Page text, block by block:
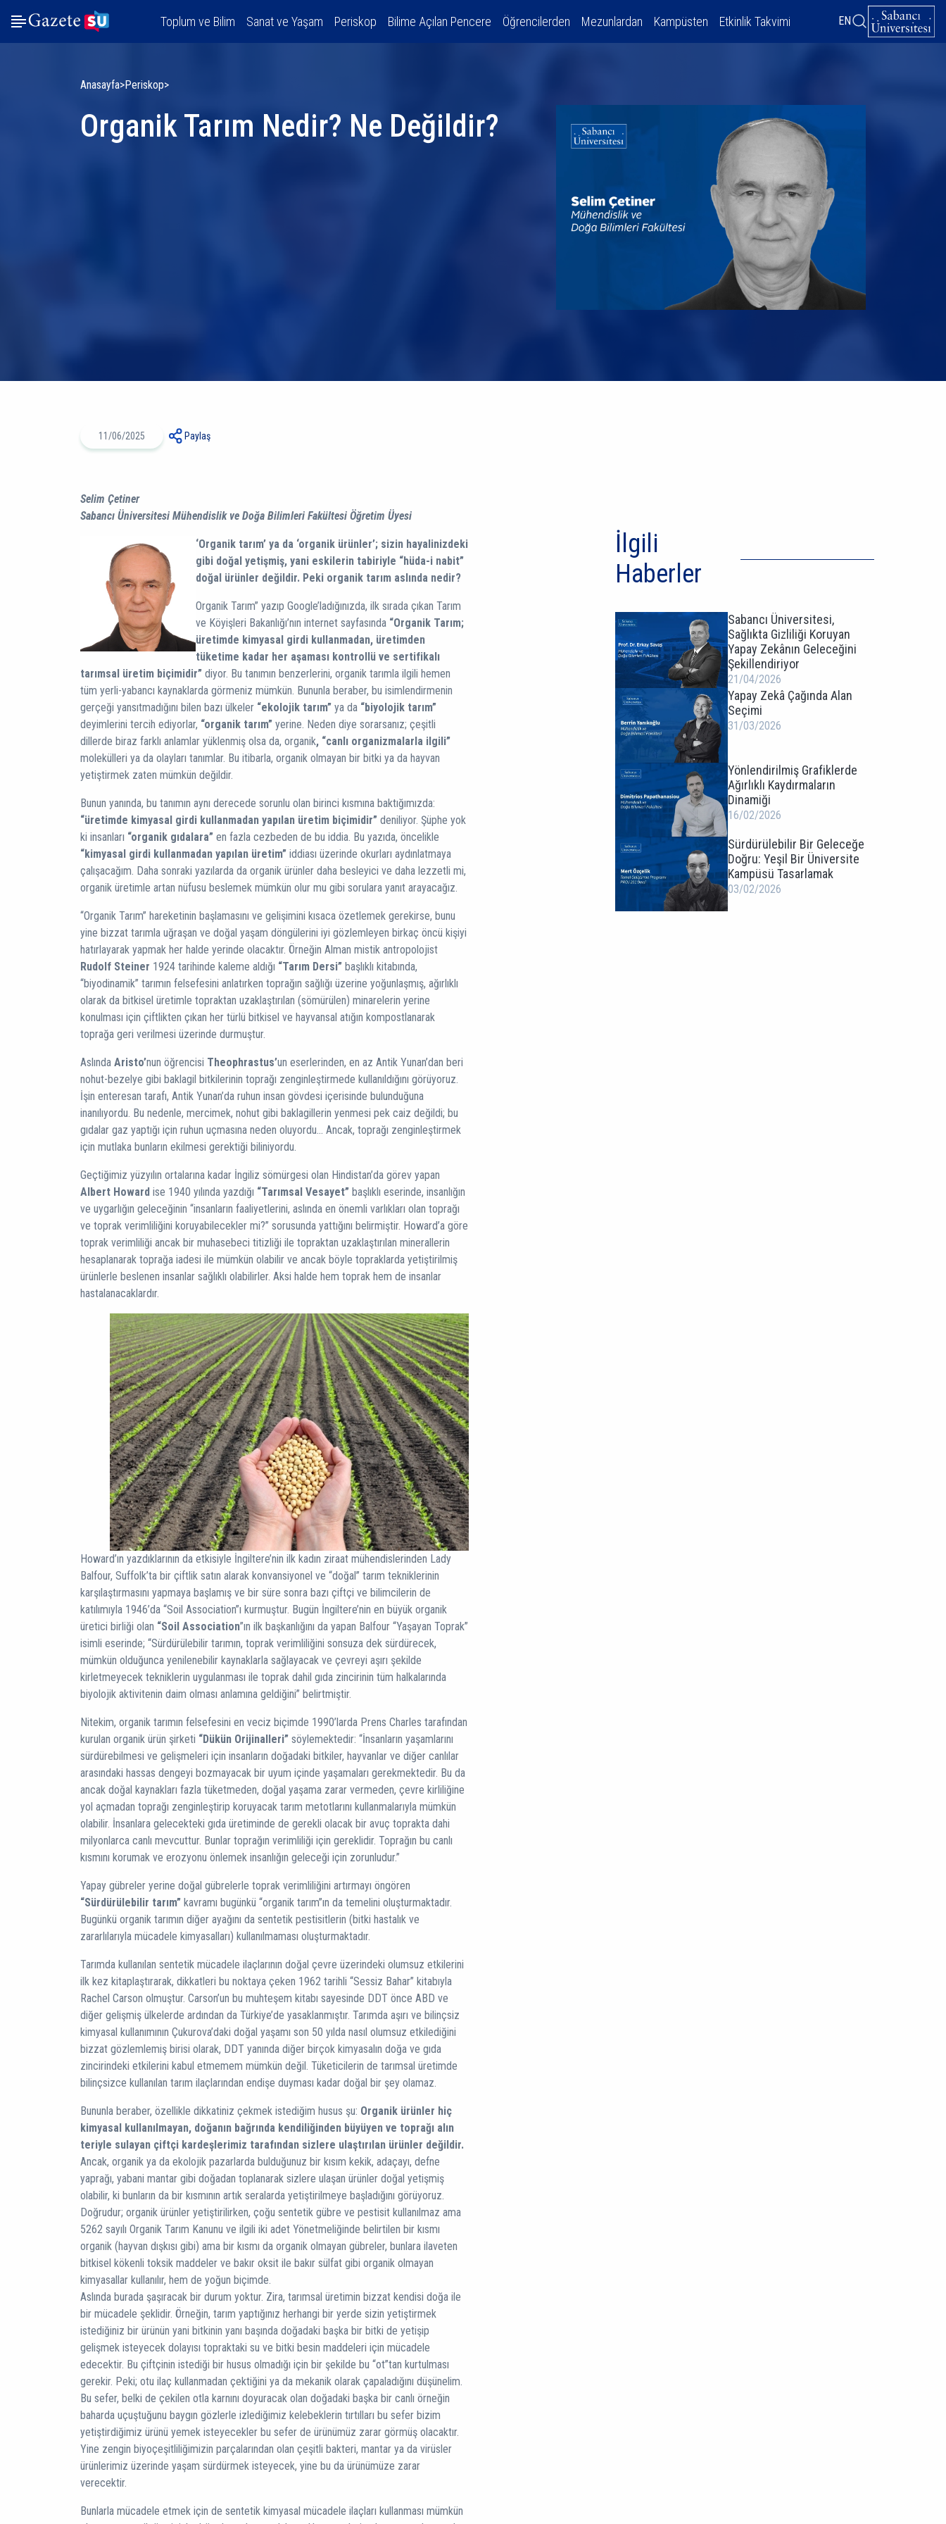
Toplum ve Bilim Sanat ve Yaşam Periskop Bilime Açılan Pencere Öğrencilerden Mezunlardan Kampüsten Etkinlik Takvimi EN
Anasayfa Periskop
Organik Tarım Nedir? Ne Değildir?
11/06/2025 Paylaş
Selim Çetiner
Sabancı Üniversitesi Mühendislik ve Doğa Bilimleri Fakültesi Öğretim Üyesi
‘Organik tarım’ ya da ‘organik ürünler’; sizin hayalinizdeki
gibi doğal yetişmiş, yani eskilerin tabiriyle “hüda-i nabit”
doğal ürünler değildir. Peki organik tarım aslında nedir?
Organik Tarım” yazıp Google’ladığınızda, ilk sırada çıkan Tarım
ve Köyişleri Bakanlığı’nın internet sayfasında “Organik Tarım;
üretimde kimyasal girdi kullanmadan, üretimden
tüketime kadar her aşaması kontrollü ve sertifikalı
tarımsal üretim biçimidir” diyor. Bu tanımın benzerlerini, organik tarımla ilgili hemen
tüm yerli-yabancı kaynaklarda görmeniz mümkün. Bununla beraber, bu isimlendirmenin
gerçeği yansıtmadığını bilen bazı ülkeler “ekolojik tarım” ya da “biyolojik tarım”
deyimlerini tercih ediyorlar, “organik tarım” yerine. Neden diye sorarsanız; çeşitli
dillerde biraz farklı anlamlar yüklenmiş olsa da, organik, “canlı organizmalarla ilgili”
molekülleri ya da olayları tanımlar. Bu itibarla, organik olmayan bir bitki ya da hayvan
yetiştirmek zaten mümkün değildir.
Bunun yanında, bu tanımın aynı derecede sorunlu olan birinci kısmına baktığımızda:
“üretimde kimyasal girdi kullanmadan yapılan üretim biçimidir” deniliyor. Şüphe yok
ki insanları “organik gıdalara” en fazla cezbeden de bu iddia. Bu yazıda, öncelikle
“kimyasal girdi kullanmadan yapılan üretim” iddiası üzerinde okurları aydınlatmaya
çalışacağım. Daha sonraki yazılarda da organik ürünler daha besleyici ve daha lezzetli mi,
organik üretimle artan nüfusu beslemek mümkün olur mu gibi sorulara yanıt arayacağız.
“Organik Tarım” hareketinin başlamasını ve gelişimini kısaca özetlemek gerekirse, bunu
yine bizzat tarımla uğraşan ve doğal yaşam döngülerini iyi gözlemleyen birkaç öncü kişiyi
hatırlayarak yapmak her halde yerinde olacaktır. Örneğin Alman mistik antropolojist
Rudolf Steiner 1924 tarihinde kaleme aldığı “Tarım Dersi” başlıklı kitabında,
“biyodinamik” tarımın felsefesini anlatırken toprağın sağlığı üzerine yoğunlaşmış, ağırlıklı
olarak da bitkisel üretimle topraktan uzaklaştırılan (sömürülen) minarelerin yerine
konulması için çiftlikten çıkan her türlü bitkisel ve hayvansal atığın kompostlanarak
toprağa geri verilmesi üzerinde durmuştur.
Aslında Aristo’nun öğrencisi Theophrastus’un eserlerinden, en az Antik Yunan’dan beri
nohut-bezelye gibi baklagil bitkilerinin toprağı zenginleştirmede kullanıldığını görüyoruz.
İşin enteresan tarafı, Antik Yunan’da ruhun insan gövdesi içerisinde bulunduğuna
inanılıyordu. Bu nedenle, mercimek, nohut gibi baklagillerin yenmesi pek caiz değildi; bu
gıdalar gaz yaptığı için ruhun uçmasına neden oluyordu... Ancak, toprağı zenginleştirmek
için mutlaka bunların ekilmesi gerektiği biliniyordu.
Geçtiğimiz yüzyılın ortalarına kadar İngiliz sömürgesi olan Hindistan’da görev yapan
Albert Howard ise 1940 yılında yazdığı “Tarımsal Vesayet” başlıklı eserinde, insanlığın
ve uygarlığın geleceğinin “insanların faaliyetlerini, aslında en önemli varlıkları olan toprağı
ve toprak verimliliğini koruyabilecekler mi?” sorusunda yattığını belirmiştir. Howard’a göre
toprak verimliliği ancak bir muhasebeci titizliği ile topraktan uzaklaştırılan minerallerin
hesaplanarak toprağa iadesi ile mümkün olabilir ve ancak böyle topraklarda yetiştirilmiş
ürünlerle beslenen insanlar sağlıklı olabilirler. Aksi halde hem toprak hem de insanlar
hastalanacaklardır.
Howard’ın yazdıklarının da etkisiyle İngiltere’nin ilk kadın ziraat mühendislerinden Lady
Balfour, Suffolk’ta bir çiftlik satın alarak konvansiyonel ve “doğal” tarım tekniklerinin
karşılaştırmasını yapmaya başlamış ve bir süre sonra bazı çiftçi ve bilimcilerin de
katılımıyla 1946’da “Soil Association”ı kurmuştur. Bugün İngiltere’nin en büyük organik
üretici birliği olan “Soil Association”ın ilk başkanlığını da yapan Balfour “Yaşayan Toprak”
isimli eserinde; “Sürdürülebilir tarımın, toprak verimliliğini sonsuza dek sürdürecek,
mümkün olduğunca yenilenebilir kaynaklarla sağlayacak ve çevreyi aşırı şekilde
kirletmeyecek tekniklerin uygulanması ile toprak dahil gıda zincirinin tüm halkalarında
biyolojik aktivitenin daim olması anlamına geldiğini” belirtmiştir.
Nitekim, organik tarımın felsefesini en veciz biçimde 1990’larda Prens Charles tarafından
kurulan organik ürün şirketi “Dükün Orijinalleri” söylemektedir: “İnsanların yaşamlarını
sürdürebilmesi ve gelişmeleri için insanların doğadaki bitkiler, hayvanlar ve diğer canlılar
arasındaki hassas dengeyi bozmayacak bir uyum içinde yaşamaları gerekmektedir. Bu da
ancak doğal kaynakları fazla tüketmeden, doğal yaşama zarar vermeden, çevre kirliliğine
yol açmadan toprağı zenginleştirip koruyacak tarım metotlarını kullanmalarıyla mümkün
olabilir. İnsanlara gelecekteki gıda üretiminde de gerekli olacak bir avuç toprakta dahi
milyonlarca canlı mevcuttur. Bunlar toprağın verimliliği için gereklidir. Toprağın bu canlı
kısmını korumak ve erozyonu önlemek insanlığın geleceği için zorunludur.”
Yapay gübreler yerine doğal gübrelerle toprak verimliliğini artırmayı öngören
“Sürdürülebilir tarım” kavramı bugünkü “organik tarım”ın da temelini oluşturmaktadır.
Bugünkü organik tarımın diğer ayağını da sentetik pestisitlerin (bitki hastalık ve
zararlılarıyla mücadele kimyasalları) kullanılmaması oluşturmaktadır.
Tarımda kullanılan sentetik mücadele ilaçlarının doğal çevre üzerindeki olumsuz etkilerini
ilk kez kitaplaştırarak, dikkatleri bu noktaya çeken 1962 tarihli “Sessiz Bahar” kitabıyla
Rachel Carson olmuştur. Carson’un bu muhteşem kitabı sayesinde DDT önce ABD ve
diğer gelişmiş ülkelerde ardından da Türkiye’de yasaklanmıştır. Tarımda aşırı ve bilinçsiz
kimyasal kullanımının Çukurova’daki doğal yaşamı son 50 yılda nasıl olumsuz etkilediğini
bizzat gözlemlemiş birisi olarak, DDT yanında diğer birçok kimyasalın doğa ve gıda
zincirindeki etkilerini kabul etmemem mümkün değil. Tüketicilerin de tarımsal üretimde
bilinçsizce kullanılan tarım ilaçlarından endişe duyması kadar doğal bir şey olamaz.
Bununla beraber, özellikle dikkatiniz çekmek istediğim husus şu: Organik ürünler hiç
kimyasal kullanılmayan, doğanın bağrında kendiliğinden büyüyen ve toprağı alın
teriyle sulayan çiftçi kardeşlerimiz tarafından sizlere ulaştırılan ürünler değildir.
Ancak, organik ya da ekolojik pazarlarda bulduğunuz bir kısım kekik, adaçayı, defne
yaprağı, yabani mantar gibi doğadan toplanarak sizlere ulaşan ürünler doğal yetişmiş
olabilir, ki bunların da bir kısmının artık seralarda yetiştirilmeye başladığını görüyoruz.
Doğrudur; organik ürünler yetiştirilirken, çoğu sentetik gübre ve pestisit kullanılmaz ama
5262 sayılı Organik Tarım Kanunu ve ilgili iki adet Yönetmeliğinde belirtilen bir kısmı
organik (hayvan dışkısı gibi) ama bir kısmı da organik olmayan gübreler, bunlara ilaveten
bitkisel kökenli toksik maddeler ve bakır oksit ile bakır sülfat gibi organik olmayan
kimyasallar kullanılır, hem de yoğun biçimde.
Aslında burada şaşıracak bir durum yoktur. Zira, tarımsal üretimin bizzat kendisi doğa ile
bir mücadele şeklidir. Örneğin, tarım yaptığınız herhangi bir yerde sizin yetiştirmek
istediğiniz bir ürünün yani bitkinin yanı başında doğadaki başka bir bitki de yetişip
gelişmek isteyecek dolayısı topraktaki su ve bitki besin maddeleri için mücadele
edecektir. Bu çiftçinin istediği bir husus olmadığı için bir şekilde bu “ot”tan kurtulması
gerekir. Peki; otu ilaç kullanmadan çektiğini ya da mekanik olarak çapaladığını düşünelim.
Bu sefer, belki de çekilen otla karnını doyuracak olan doğadaki başka bir canlı örneğin
baharda uçuştuğunu baygın gözlerle izlediğimiz kelebeklerin tırtılları bu sefer bizim
yetiştirdiğimiz ürünü yemek isteyecekler bu sefer de ürünümüz zarar görmüş olacaktır.
Yine zengin biyoçeşitliliğimizin parçalarından olan çeşitli bakteri, mantar ya da virüsler
ürünlerimiz üzerinde yaşam sürdürmek isteyecek, yine bu da ürünümüze zarar
verecektir.
Bunlarla mücadele etmek için de sentetik kimyasal mücadele ilaçları kullanması mümkün
İlgili
Haberler
Sabancı Üniversitesi,
Sağlıkta Gizliliği Koruyan
Yapay Zekânın Geleceğini
Şekillendiriyor
21/04/2026
Yapay Zekâ Çağında Alan
Seçimi
31/03/2026
Yönlendirilmiş Grafiklerde
Ağırlıklı Kaydırmaların
Dinamiği
16/02/2026
Sürdürülebilir Bir Geleceğe
Doğru: Yeşil Bir Üniversite
Kampüsü Tasarlamak
03/02/2026